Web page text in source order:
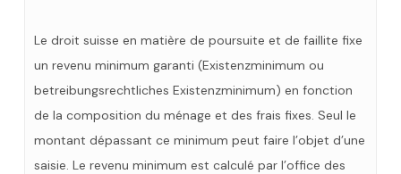
Le droit suisse en matière de poursuite et de faillite fixe
un revenu minimum garanti (Existenzminimum ou
betreibungsrechtliches Existenzminimum) en fonction
de la composition du ménage et des frais fixes. Seul le
montant dépassant ce minimum peut faire l’objet d’une
saisie. Le revenu minimum est calculé par l’office des